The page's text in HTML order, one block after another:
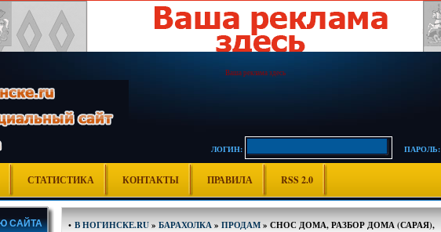
Ваша реклама здесь
ЛОГИН:
ПАРОЛЬ:
СТАТИСТИКА КОНТАКТЫ ПРАВИЛА RSS 2.0
САЙТА • В НОГИНСКЕ.RU» БАРАХОЛКА» ПРОДАМ» СНОС ДОМА, РАЗБОР ДОМА (САРАЯ),